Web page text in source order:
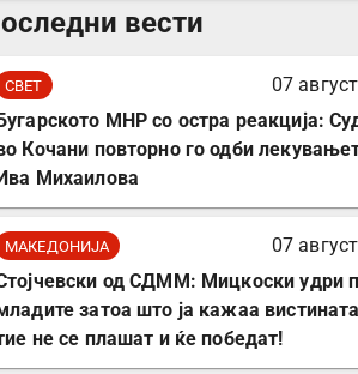
комплет за заштита
вести
СВЕТ
07
МНР со остра реакција:
Кочани повторно го одби
Михаилова
МАКЕДОНИЈА
07
од СДММ: Мицкоски удри
затоа што ја кажаа
не се плашат и ќе победат!